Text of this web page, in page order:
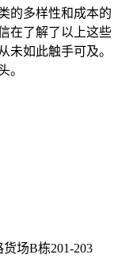
的多样性和成本的
在了解了以上这些
未如此触手可及。
。
场B栋201-203